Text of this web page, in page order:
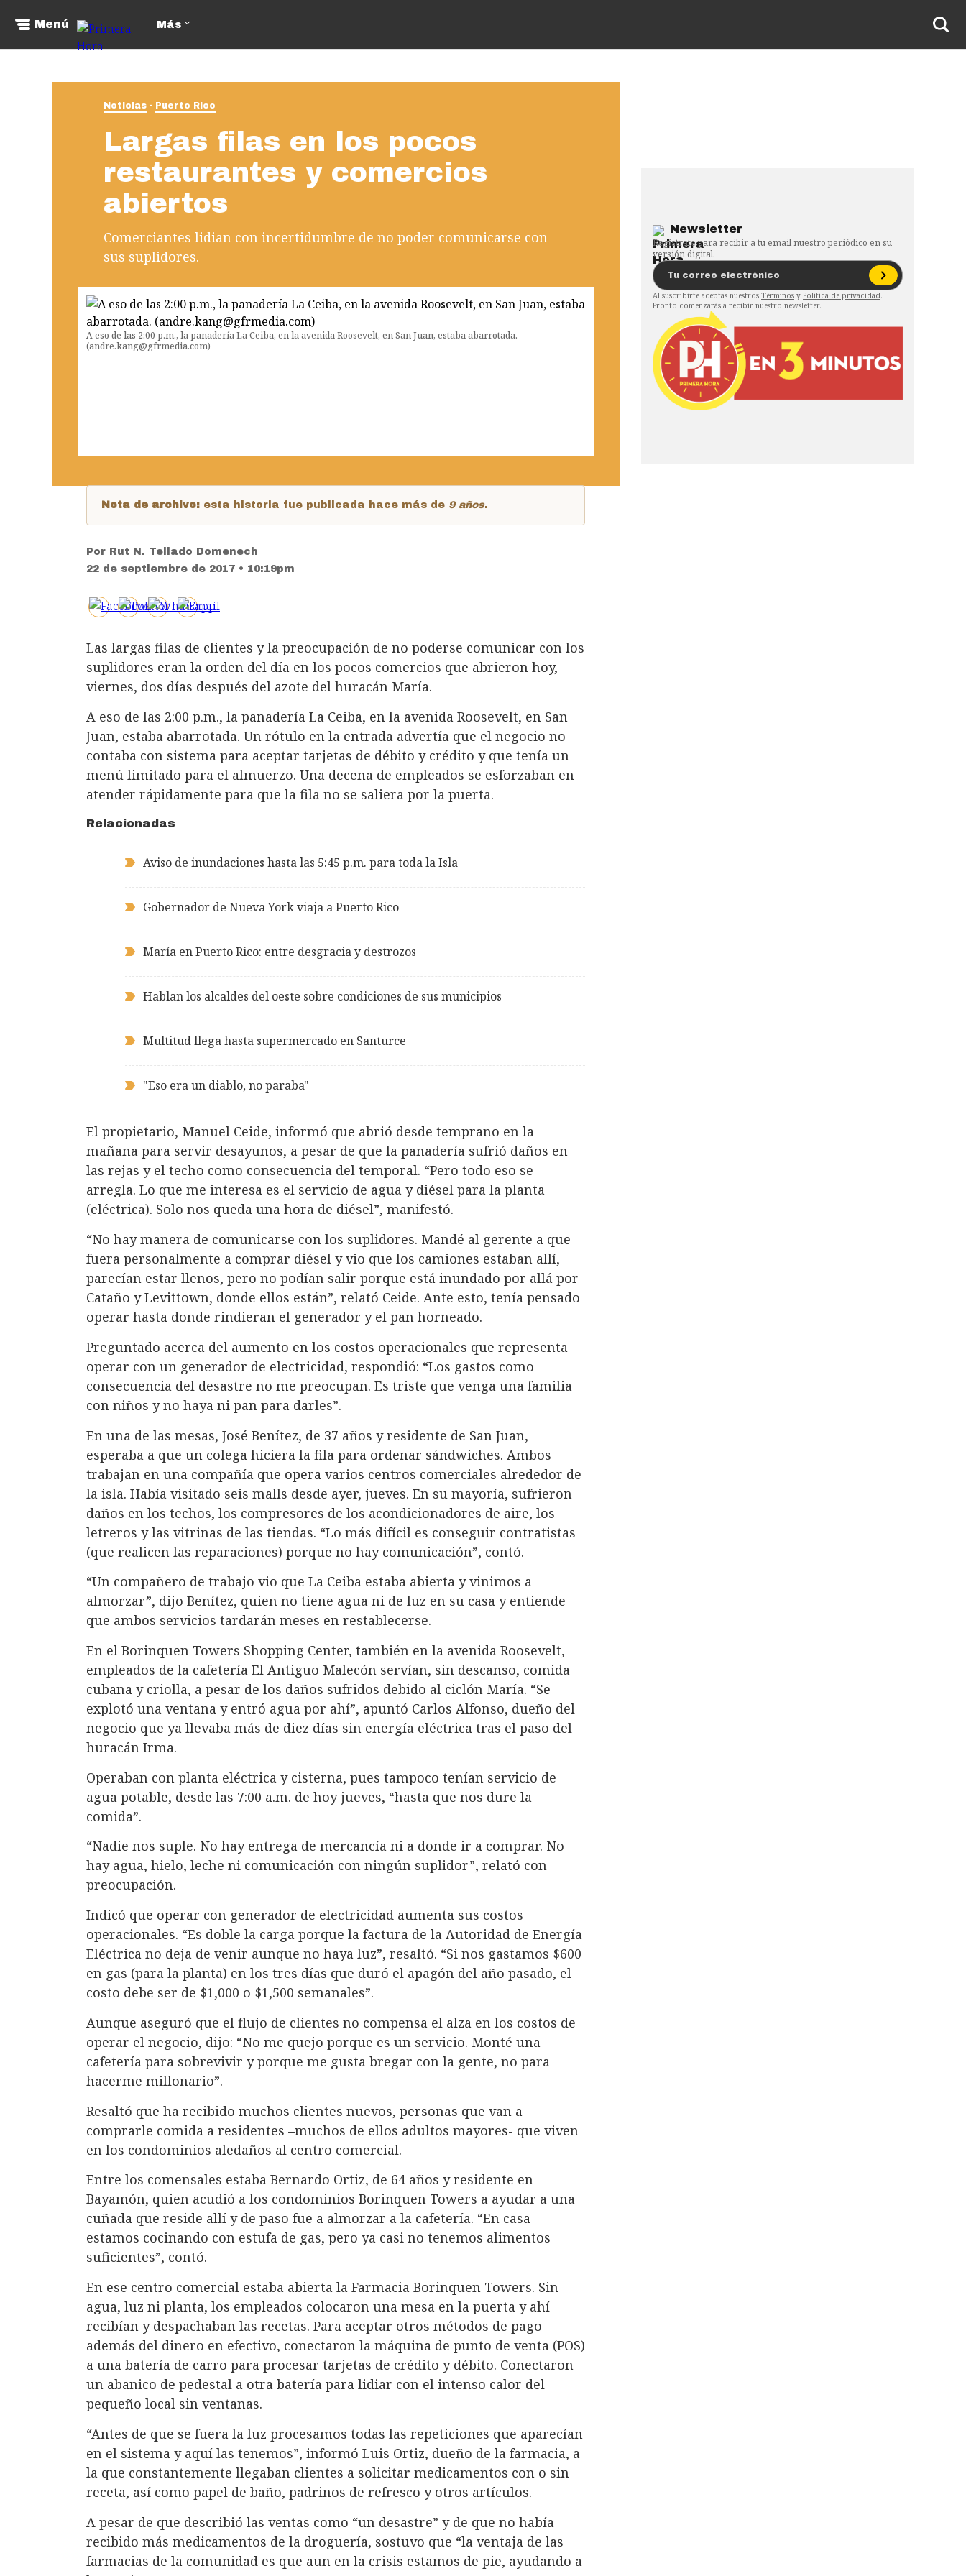
Menú Más
Noticias Puerto Rico
Largas filas en los pocos
restaurantes y comercios
abiertos
Comerciantes lidian con incertidumbre de no poder comunicarse con
sus suplidores.
A eso de las 2:00 p.m., la panadería La Ceiba, en la avenida Roosevelt, en San Juan, estaba abarrotada.
(andre.kang@gfrmedia.com)
Nota de archivo: esta historia fue publicada hace más de 9 años.
Por Rut N. Tellado Domenech
22 de septiembre de 2017 • 10:19pm
Las largas filas de clientes y la preocupación de no poderse comunicar con los
suplidores eran la orden del día en los pocos comercios que abrieron hoy,
viernes, dos días después del azote del huracán María.
A eso de las 2:00 p.m., la panadería La Ceiba, en la avenida Roosevelt, en San
Juan, estaba abarrotada. Un rótulo en la entrada advertía que el negocio no
contaba con sistema para aceptar tarjetas de débito y crédito y que tenía un
menú limitado para el almuerzo. Una decena de empleados se esforzaban en
atender rápidamente para que la fila no se saliera por la puerta.
Relacionadas
Aviso de inundaciones hasta las 5:45 p.m. para toda la Isla
Gobernador de Nueva York viaja a Puerto Rico
María en Puerto Rico: entre desgracia y destrozos
Hablan los alcaldes del oeste sobre condiciones de sus municipios
Multitud llega hasta supermercado en Santurce
"Eso era un diablo, no paraba"
El propietario, Manuel Ceide, informó que abrió desde temprano en la
mañana para servir desayunos, a pesar de que la panadería sufrió daños en
las rejas y el techo como consecuencia del temporal. “Pero todo eso se
arregla. Lo que me interesa es el servicio de agua y diésel para la planta
(eléctrica). Solo nos queda una hora de diésel”, manifestó.
“No hay manera de comunicarse con los suplidores. Mandé al gerente a que
fuera personalmente a comprar diésel y vio que los camiones estaban allí,
parecían estar llenos, pero no podían salir porque está inundado por allá por
Cataño y Levittown, donde ellos están”, relató Ceide. Ante esto, tenía pensado
operar hasta donde rindieran el generador y el pan horneado.
Preguntado acerca del aumento en los costos operacionales que representa
operar con un generador de electricidad, respondió: “Los gastos como
consecuencia del desastre no me preocupan. Es triste que venga una familia
con niños y no haya ni pan para darles”.
En una de las mesas, José Benítez, de 37 años y residente de San Juan,
esperaba a que un colega hiciera la fila para ordenar sándwiches. Ambos
trabajan en una compañía que opera varios centros comerciales alrededor de
la isla. Había visitado seis malls desde ayer, jueves. En su mayoría, sufrieron
daños en los techos, los compresores de los acondicionadores de aire, los
letreros y las vitrinas de las tiendas. “Lo más difícil es conseguir contratistas
(que realicen las reparaciones) porque no hay comunicación”, contó.
“Un compañero de trabajo vio que La Ceiba estaba abierta y vinimos a
almorzar”, dijo Benítez, quien no tiene agua ni de luz en su casa y entiende
que ambos servicios tardarán meses en restablecerse.
En el Borinquen Towers Shopping Center, también en la avenida Roosevelt,
empleados de la cafetería El Antiguo Malecón servían, sin descanso, comida
cubana y criolla, a pesar de los daños sufridos debido al ciclón María. “Se
explotó una ventana y entró agua por ahí”, apuntó Carlos Alfonso, dueño del
negocio que ya llevaba más de diez días sin energía eléctrica tras el paso del
huracán Irma.
Operaban con planta eléctrica y cisterna, pues tampoco tenían servicio de
agua potable, desde las 7:00 a.m. de hoy jueves, “hasta que nos dure la
comida”.
“Nadie nos suple. No hay entrega de mercancía ni a donde ir a comprar. No
hay agua, hielo, leche ni comunicación con ningún suplidor”, relató con
preocupación.
Indicó que operar con generador de electricidad aumenta sus costos
operacionales. “Es doble la carga porque la factura de la Autoridad de Energía
Eléctrica no deja de venir aunque no haya luz”, resaltó. “Si nos gastamos $600
en gas (para la planta) en los tres días que duró el apagón del año pasado, el
costo debe ser de $1,000 o $1,500 semanales”.
Aunque aseguró que el flujo de clientes no compensa el alza en los costos de
operar el negocio, dijo: “No me quejo porque es un servicio. Monté una
cafetería para sobrevivir y porque me gusta bregar con la gente, no para
hacerme millonario”.
Resaltó que ha recibido muchos clientes nuevos, personas que van a
comprarle comida a residentes –muchos de ellos adultos mayores- que viven
en los condominios aledaños al centro comercial.
Entre los comensales estaba Bernardo Ortiz, de 64 años y residente en
Bayamón, quien acudió a los condominios Borinquen Towers a ayudar a una
cuñada que reside allí y de paso fue a almorzar a la cafetería. “En casa
estamos cocinando con estufa de gas, pero ya casi no tenemos alimentos
suficientes”, contó.
En ese centro comercial estaba abierta la Farmacia Borinquen Towers. Sin
agua, luz ni planta, los empleados colocaron una mesa en la puerta y ahí
recibían y despachaban las recetas. Para aceptar otros métodos de pago
además del dinero en efectivo, conectaron la máquina de punto de venta (POS)
a una batería de carro para procesar tarjetas de crédito y débito. Conectaron
un abanico de pedestal a otra batería para lidiar con el intenso calor del
pequeño local sin ventanas.
“Antes de que se fuera la luz procesamos todas las repeticiones que aparecían
en el sistema y aquí las tenemos”, informó Luis Ortiz, dueño de la farmacia, a
la que constantemente llegaban clientes a solicitar medicamentos con o sin
receta, así como papel de baño, padrinos de refresco y otros artículos.
A pesar de que describió las ventas como “un desastre” y de que no había
recibido más medicamentos de la droguería, sostuvo que “la ventaja de las
farmacias de la comunidad es que aun en la crisis estamos de pie, ayudando a
Newsletter
Regístrate para recibir a tu email nuestro periódico en su
versión digital.
Al suscribirte aceptas nuestros Términos y Política de privacidad.
Pronto comenzarás a recibir nuestro newsletter.